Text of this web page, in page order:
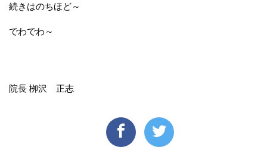
続きはのちほど～
でわでわ～
院長 栁沢 正志